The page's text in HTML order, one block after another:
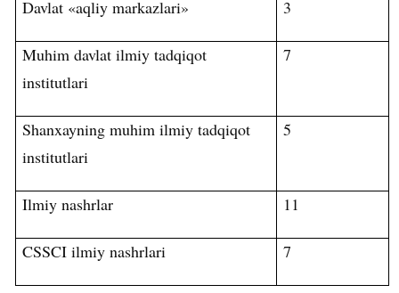
Davlat «aqliy markazlari» 3
Muhim davlat ilmiy tadqiqot
institutlari
7
Shanxayning muhim ilmiy tadqiqot
institutlari
5
Ilmiy nashrlar 11
CSSCI ilmiy nashrlari 7